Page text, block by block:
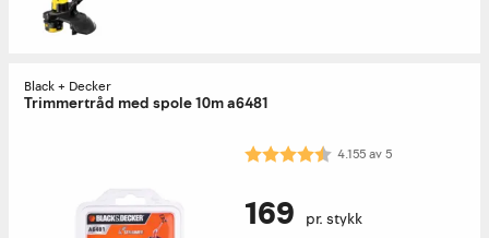
Black + Decker
Trimmertråd med spole 10m a6481
Karakter: 4.2 av 5 mulige
4.155av5
169 pr. stykk